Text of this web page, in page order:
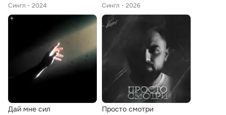
Сингл
2024
Сингл
2026
Дай мне сил Просто смотри